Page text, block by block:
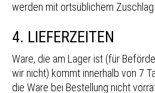
werden mit ortsüblichem
4. LIEFERZEITEN
Ware, die am Lager ist (für
wir nicht) kommt innerhalb von 7
die Ware bei Bestellung nicht